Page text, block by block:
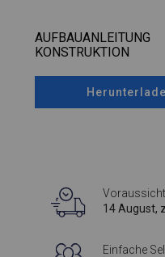
AUFBAUANLEITUNG
KONSTRUKTION
14 August,
Einfache